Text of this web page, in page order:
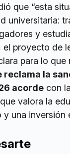
que “esta
universitaria:
y
el proyecto de
para lo que
reclama la
acorde con
valora la
y una inversión